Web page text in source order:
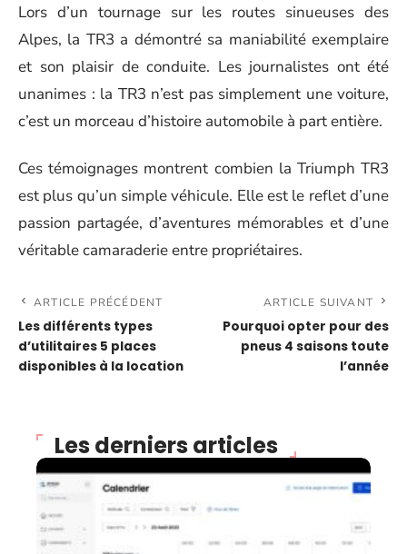
Lors d’un tournage sur les routes sinueuses des
Alpes, la TR3 a démontré sa maniabilité exemplaire
et son plaisir de conduite. Les journalistes ont été
unanimes : la TR3 n’est pas simplement une voiture,
c’est un morceau d’histoire automobile à part entière.
Ces témoignages montrent combien la Triumph TR3
est plus qu’un simple véhicule. Elle est le reflet d’une
passion partagée, d’aventures mémorables et d’une
véritable camaraderie entre propriétaires.
ARTICLE PRÉCÉDENT
Les différents types
d’utilitaires 5 places
disponibles à la location
ARTICLE SUIVANT
Pourquoi opter pour des
pneus 4 saisons toute
l’année
Les derniers articles